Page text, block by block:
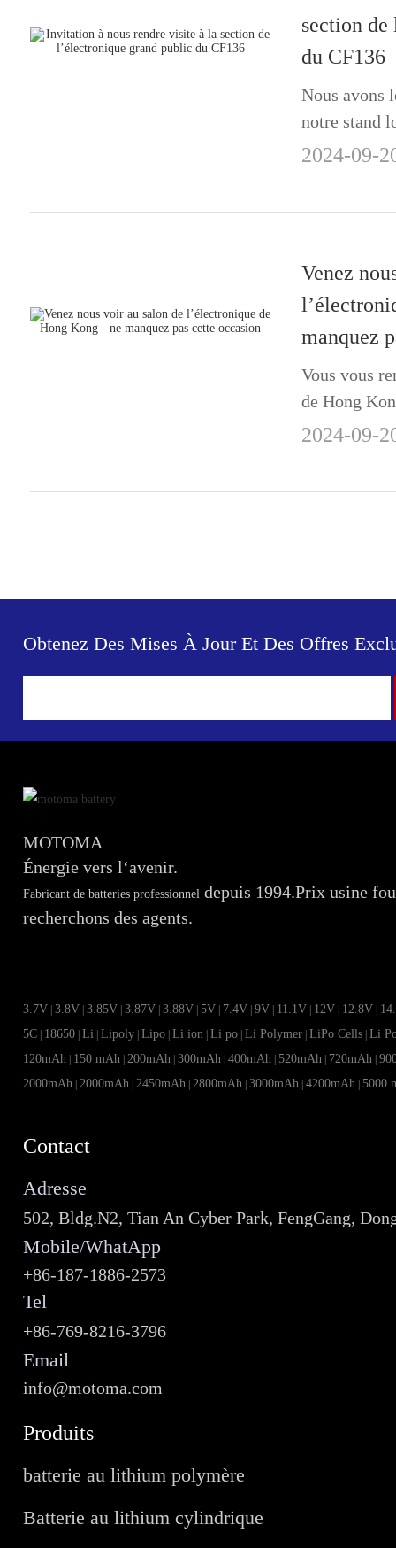
section
du CF136
Nous avons
notre stand
qui se
2024-09-
Venez
manquez
Vous vous
de Hong
ravis que
2024-09-
Obtenez Des Mises À Jour Et Des Offres
MOTOMA
Énergie vers l‘avenir.
Fabricant de batteries professionnel depuis 1994.Prix ​​usine
recherchons des agents.
3.7V |3.8V |3.85V |3.87V |3.88V 5V 7.4V |9V 11.1V 12V 12.8V
5C 18650 |Li |Lipoly |Lipo |Li ion |Li po |Li Polymer |LiPo Cells |Li
120mAh 150 mAh |200mAh |300mAh |400mAh 520mAh 720mAh |
2000mAh |2000mAh |2450mAh |2800mAh |3000mAh |4200mAh 5000
Contact
Adresse
502, Bldg.N2, Tian An Cyber Park, FengGang,
Mobile/WhatApp
+86-187-1886-2573
Tel
+86-769-8216-3796
Email
info@motoma.com
Produits
batterie au lithium polymère
Batterie au lithium cylindrique